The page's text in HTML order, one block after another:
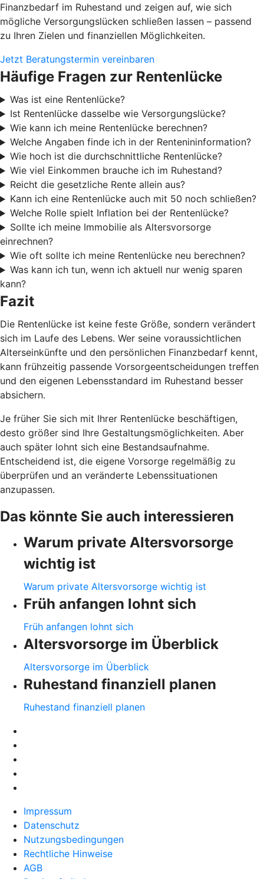
Finanzbedarf im Ruhestand und zeigen auf, wie sich
mögliche Versorgungslücken schließen lassen – passend
zu Ihren Zielen und finanziellen Möglichkeiten.
Jetzt Beratungstermin vereinbaren
Häufige Fragen zur Rentenlücke
Was ist eine Rentenlücke?
Ist Rentenlücke dasselbe wie Versorgungslücke?
Wie kann ich meine Rentenlücke berechnen?
Welche Angaben finde ich in der Rentenininformation?
Wie hoch ist die durchschnittliche Rentenlücke?
Wie viel Einkommen brauche ich im Ruhestand?
Reicht die gesetzliche Rente allein aus?
Kann ich eine Rentenlücke auch mit 50 noch schließen?
Welche Rolle spielt Inflation bei der Rentenlücke?
Sollte ich meine Immobilie als Altersvorsorge
einrechnen?
Wie oft sollte ich meine Rentenlücke neu berechnen?
Was kann ich tun, wenn ich aktuell nur wenig sparen
kann?
Fazit
Die Rentenlücke ist keine feste Größe, sondern verändert
sich im Laufe des Lebens. Wer seine voraussichtlichen
Alterseinkünfte und den persönlichen Finanzbedarf kennt,
kann frühzeitig passende Vorsorgeentscheidungen treffen
und den eigenen Lebensstandard im Ruhestand besser
absichern.
Je früher Sie sich mit Ihrer Rentenlücke beschäftigen,
desto größer sind Ihre Gestaltungsmöglichkeiten. Aber
auch später lohnt sich eine Bestandsaufnahme.
Entscheidend ist, die eigene Vorsorge regelmäßig zu
überprüfen und an veränderte Lebenssituationen
anzupassen.
Das könnte Sie auch interessieren
Warum private Altersvorsorge
wichtig ist
Warum private Altersvorsorge wichtig ist
Früh anfangen lohnt sich
Früh anfangen lohnt sich
Altersvorsorge im Überblick
Altersvorsorge im Überblick
Ruhestand finanziell planen
Ruhestand finanziell planen
Impressum
Datenschutz
Nutzungsbedingungen
Rechtliche Hinweise
AGB